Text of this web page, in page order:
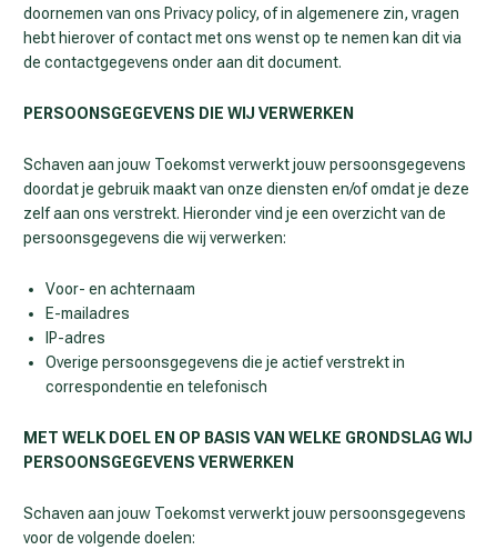
doornemen van ons Privacy policy, of in algemenere zin, vragen
hebt hierover of contact met ons wenst op te nemen kan dit via
de contactgegevens onder aan dit document.
PERSOONSGEGEVENS DIE WIJ VERWERKEN
Schaven aan jouw Toekomst verwerkt jouw persoonsgegevens
doordat je gebruik maakt van onze diensten en/of omdat je deze
zelf aan ons verstrekt. Hieronder vind je een overzicht van de
persoonsgegevens die wij verwerken:
Voor- en achternaam
E-mailadres
IP-adres
Overige persoonsgegevens die je actief verstrekt in
correspondentie en telefonisch
MET WELK DOEL EN OP BASIS VAN WELKE GRONDSLAG WIJ
PERSOONSGEGEVENS VERWERKEN
Schaven aan jouw Toekomst verwerkt jouw persoonsgegevens
voor de volgende doelen: